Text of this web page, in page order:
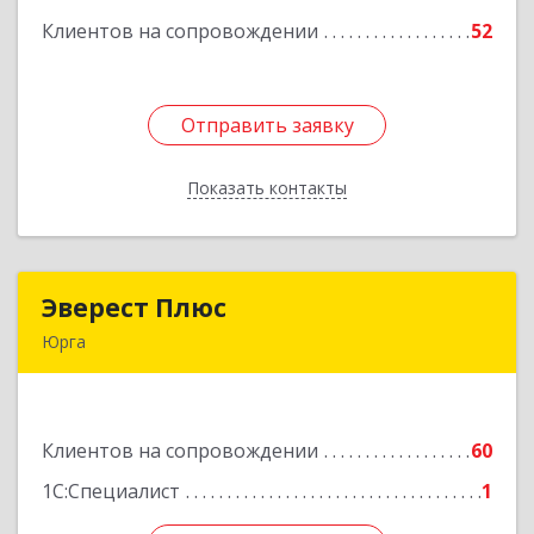
Клиентов на сопровождении 52
Отправить заявку
Показать контакты
Подробнее
Отправить заявку
Назад
Эверест Плюс
Юрга
Клиентов на сопровождении
60
1С:Специалист
1
Подробнее